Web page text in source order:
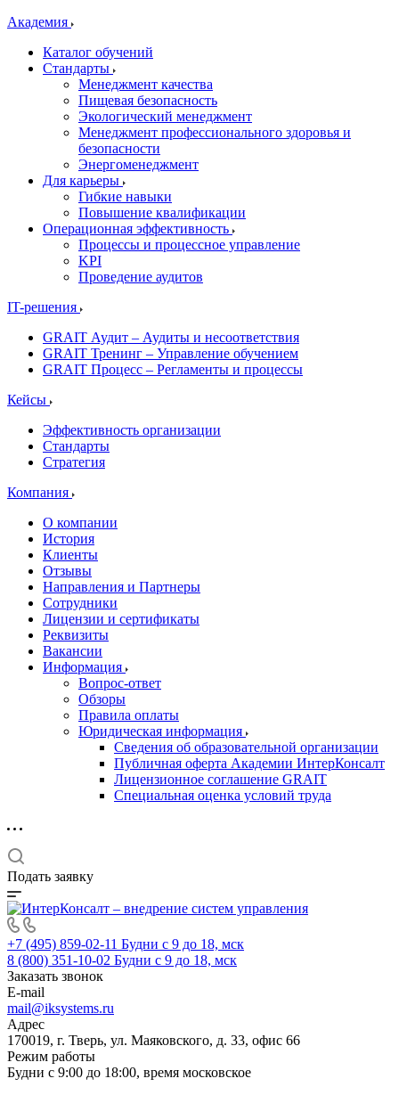
Академия
Каталог обучений
Стандарты
Менеджмент качества
Пищевая безопасность
Экологический менеджмент
Менеджмент профессионального здоровья и
безопасности
Энергоменеджмент
Для карьеры
Гибкие навыки
Повышение квалификации
Операционная эффективность
Процессы и процессное управление
KPI
Проведение аудитов
IT-решения
GRAIT Аудит – Аудиты и несоответствия
GRAIT Тренинг – Управление обучением
GRAIT Процесс – Регламенты и процессы
Кейсы
Эффективность организации
Стандарты
Стратегия
Компания
О компании
История
Клиенты
Отзывы
Направления и Партнеры
Сотрудники
Лицензии и сертификаты
Реквизиты
Вакансии
Информация
Вопрос-ответ
Обзоры
Правила оплаты
Юридическая информация
Сведения об образовательной организации
Публичная оферта Академии ИнтерКонсалт
Лицензионное соглашение GRAIT
Специальная оценка условий труда
Подать заявку
+7 (495) 859-02-11 Будни с 9 до 18, мск
8 (800) 351-10-02 Будни с 9 до 18, мск
Заказать звонок
E-mail
mail@iksystems.ru
Адрес
170019, г. Тверь, ул. Маяковского, д. 33, офис 66
Режим работы
Будни с 9:00 до 18:00, время московское